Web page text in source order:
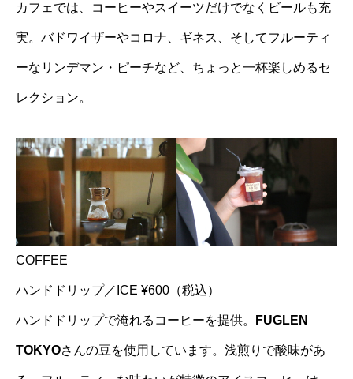
カフェでは、コーヒーやスイーツだけでなくビールも充
実。バドワイザーやコロナ、ギネス、そしてフルーティ
ーなリンデマン・ピーチなど、ちょっと一杯楽しめるセ
レクション。
COFFEE
ハンドドリップ／ICE ¥600（税込）
ハンドドリップで淹れるコーヒーを提供。 FUGLEN
TOKYOさんの豆を使用しています。浅煎りで酸味があ